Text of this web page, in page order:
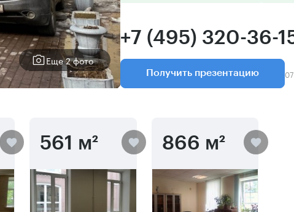
Еще 2 фото
+7 (495) 320-36-
Получить презентацию
561 м² 866 м²